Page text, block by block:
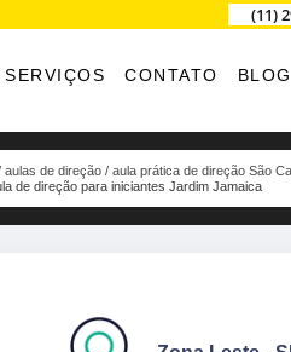
(11)
SERVIÇOS CONTATO BLOG
aulas de direção
aula prática de direção São
de direção para iniciantes Jardim Jamaica